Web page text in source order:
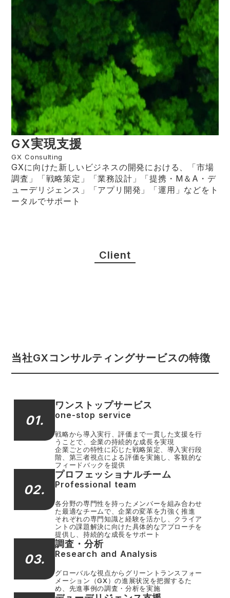
GX実現支援
GX Consulting
GXに向けた新しいビジネスの開発における、「市場
調査」「戦略策定」「業務設計」「提携・M＆A・デ
ューデリジェンス」「アプリ開発」「運用」などをト
ータルでサポート
Client
当社GXコンサルティングサービスの特徴
01.
ワンストップサービス
one-stop service
戦略から導入実行、評価まで一貫した支援を行
うことで、企業の持続的な成長を実現
企業ごとの特性に応じた戦略策定、導入実行段
階、第三者視点による評価を実施し、客観的な
フィードバックを提供
02.
プロフェッショナルチーム
Professional team
各分野の専門性を持ったメンバーを組み合わせ
た最適なチームで、企業の変革を力強く推進
それぞれの専門知識と経験を活かし、クライア
ントの課題解決に向けた具体的なアプローチを
提供し、持続的な成長をサポート
03.
調査・分析
Research and Analysis
グローバルな視点からグリーントランスフォー
メーション（GX）の進展状況を把握するた
め、先進事例の調査・分析を実施